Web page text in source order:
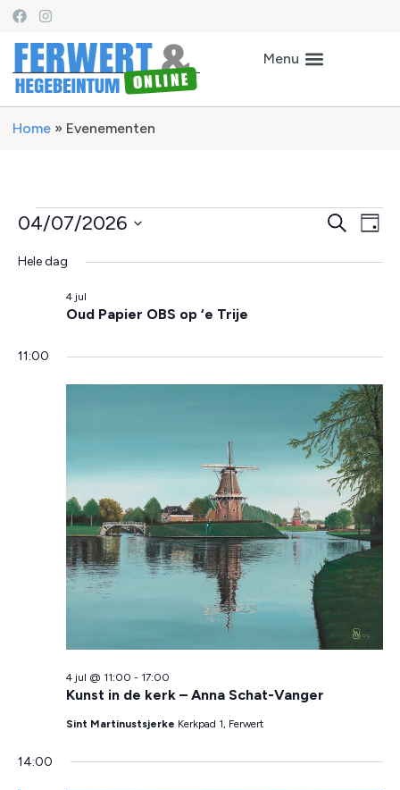
Home » Evenementen
Zoeken
Dag
04/07/2026
een
Hele dag
Oud Papier OBS op ‘e Trije
4 jul
11:00
Kunst in de kerk – Anna Schat-Vanger
4 jul @ 11:00 - 17:00
Sint Martinustsjerke Kerkpad 1, Ferwert
14:00